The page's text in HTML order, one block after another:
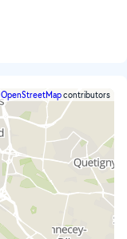
OpenStreetMapcontributors